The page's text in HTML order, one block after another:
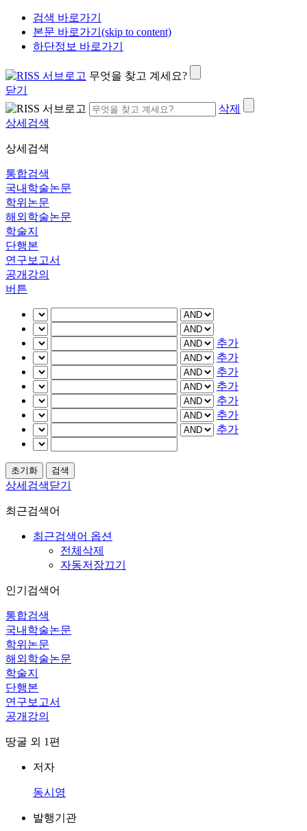
검색 바로가기
본문 바로가기(skip to content)
하단정보 바로가기
무엇을 찾고 계세요?
닫기
삭제
상세검색
상세검색
통합검색
국내학술논문
학위논문
해외학술논문
학술지
단행본
연구보고서
공개강의
버튼
추가
추가
추가
추가
추가
추가
추가
상세검색닫기
최근검색어
최근검색어 옵션
전체삭제
자동저장끄기
인기검색어
통합검색
국내학술논문
학위논문
해외학술논문
학술지
단행본
연구보고서
공개강의
땅굴 외 1편
저자
동시영
발행기관